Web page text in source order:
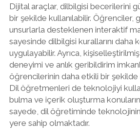
Dijital araçlar, dilbilgisi becerilerini
bir şekilde kullanılabilir. Öğrenciler,
unsurlarla desteklenen interaktif
sayesinde dilbilgisi kurallarını
uygulayabilir. Ayrıca,
deneyimi ve anlık geribildirim
öğrencilerinin daha etkili bir şekilde
Dil öğretmenleri de teknolojiyi
bulma ve içerik oluşturma
sayede, dil öğretiminde
yere sahip olmaktadır.